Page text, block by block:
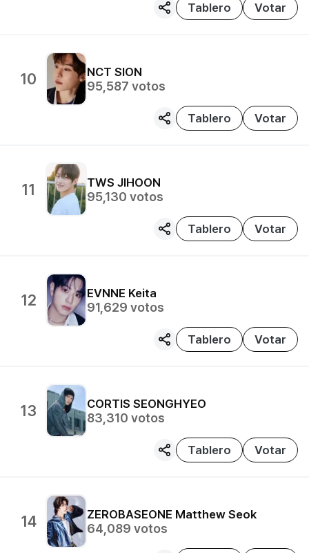
Tablero Votar
10 NCT SION
95,587 votos
Tablero Votar
11 TWS JIHOON
95,130 votos
Tablero Votar
12 EVNNE Keita
91,629 votos
Tablero Votar
13 CORTIS SEONGHYEO
83,310 votos
Tablero Votar
14 ZEROBASEONE Matthew Seok
64,089 votos